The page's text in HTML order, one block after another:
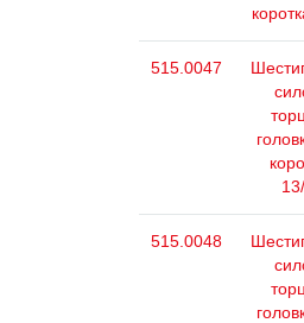
515.0047
515.0048